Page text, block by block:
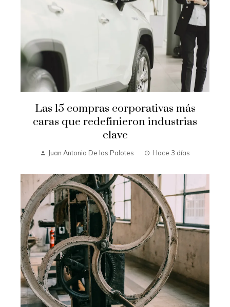
Las 15 compras corporativas más
caras que redefinieron industrias
clave
Juan Antonio De los Palotes Hace 3 días